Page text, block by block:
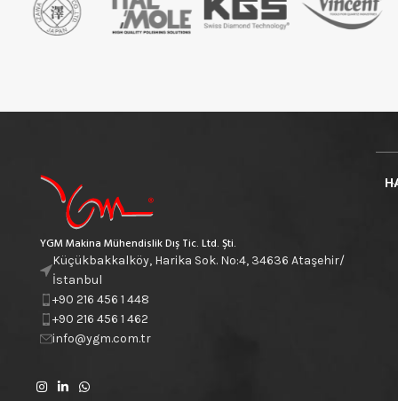
YGM Makina Mühendislik Dış Tic. Ltd. Şti.
Küçükbakkalköy, Harika Sok. No:4, 34636 Ataşehir/
İstanbul
+90 216 456 1 448
+90 216 456 1 462
info@ygm.com.tr